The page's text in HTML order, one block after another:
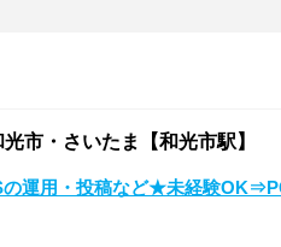
市・さいたま【和光市駅】
の運用・投稿など★未経験